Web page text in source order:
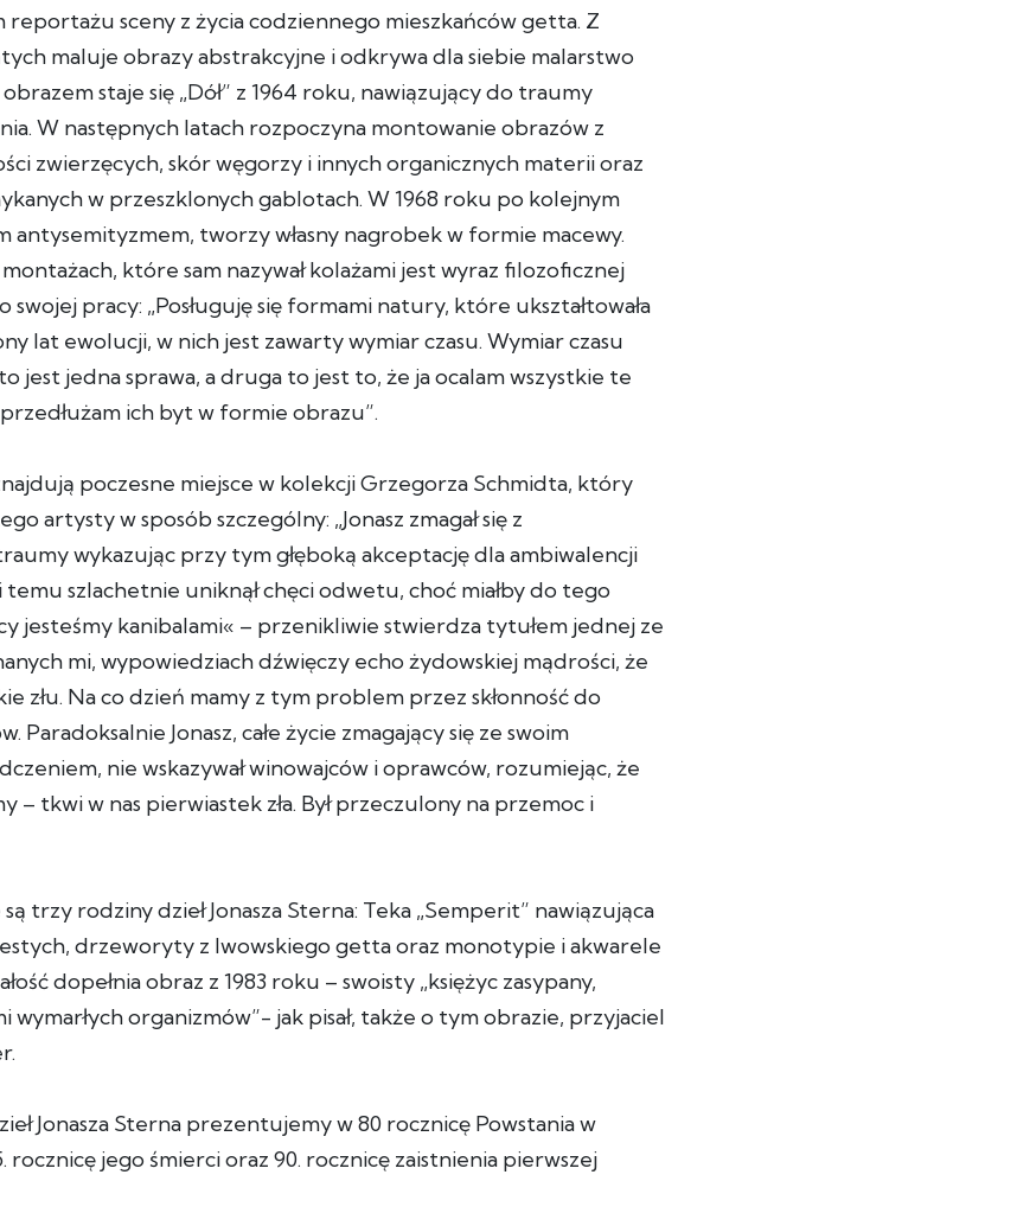
reportażu sceny z życia codziennego mieszkańców getta. Z
maluje obrazy abstrakcyjne i odkrywa dla siebie malarstwo
staje się „Dół” z 1964 roku, nawiązujący do traumy
W następnych latach rozpoczyna montowanie obrazów z
zwierzęcych, skór węgorzy i innych organicznych materii oraz
w przeszklonych gablotach. W 1968 roku po kolejnym
tworzy własny nagrobek w formie macewy.
które sam nazywał kolażami jest wyraz filozoficznej
swojej pracy: „Posługuję się formami natury, które ukształtowała
lat ewolucji, w nich jest zawarty wymiar czasu. Wymiar czasu
jest jedna sprawa, a druga to jest to, że ja ocalam wszystkie te
ich byt w formie obrazu”.
poczesne miejsce w kolekcji Grzegorza Schmidta, który
artysty w sposób szczególny: „Jonasz zmagał się z
wykazując przy tym głęboką akceptację dla ambiwalencji
temu szlachetnie uniknął chęci odwetu, choć miałby do tego
jesteśmy kanibalami« – przenikliwie stwierdza tytułem jednej ze
mi, wypowiedziach dźwięczy echo żydowskiej mądrości, że
złu. Na co dzień mamy z tym problem przez skłonność do
Paradoksalnie Jonasz, całe życie zmagający się ze swoim
nie wskazywał winowajców i oprawców, rozumiejąc, że
– tkwi w nas pierwiastek zła. Był przeczulony na przemoc i
trzy rodziny dzieł Jonasza Sterna: Teka „Semperit” nawiązująca
drzeworyty z lwowskiego getta oraz monotypie i akwarele
dopełnia obraz z 1983 roku – swoisty „księżyc zasypany,
wymarłych organizmów”- jak pisał, także o tym obrazie, przyjaciel
Jonasza Sterna prezentujemy w 80 rocznicę Powstania w
rocznicę jego śmierci oraz 90. rocznicę zaistnienia pierwszej